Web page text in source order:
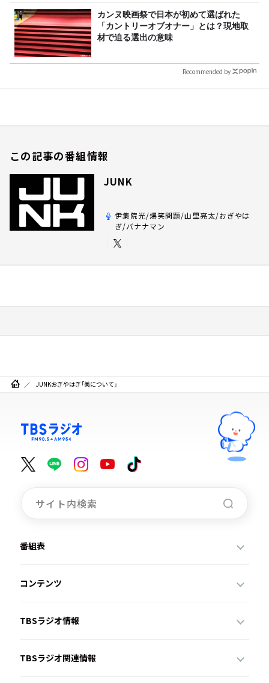
カンヌ映画祭で日本が初めて選ばれた
「カントリーオブオナー」とは？現地取
材で迫る選出の意味
Recommended by
この記事の番組情報
JUNK
伊集院光/爆笑問題/山里亮太/おぎやは
ぎ/バナナマン
JUNKおぎやはぎ「美について」
番組表
コンテンツ
TBSラジオ情報
TBSラジオ関連情報